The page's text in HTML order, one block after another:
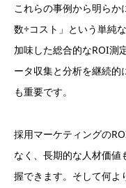
これらの事例から明らか
数÷コスト」という単純
加味した総合的なROI測
ータ収集と分析を継続的
も重要です。
採用マーケティングの
なく、長期的な人材価
握できます。そして何よ